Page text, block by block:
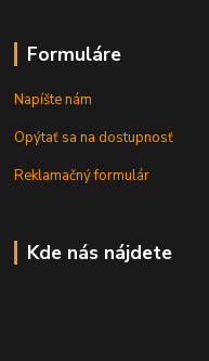
Formuláre
Napíšte nám
Opýtať sa na dostupnosť
Reklamačný formulár
Kde nás nájdete